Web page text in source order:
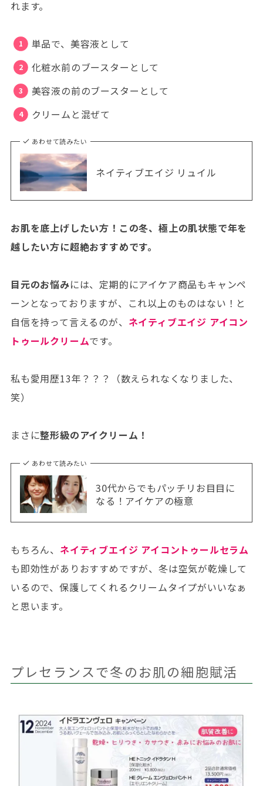
れます。
単品で、美容液として
化粧水前のブースターとして
美容液の前のブースターとして
クリームと混ぜて
あわせて読みたい
ネイティブエイジ リュイル
お肌を底上げしたい方！この冬、極上の肌状態で年を
越したい方に超絶おすすめです。
目元のお悩みには、定期的にアイケア商品もキャンペ
ーンとなっておりますが、これ以上のものはない！と
自信を持って言えるのが、 ネイティブエイジ アイコン
トゥールクリームです。
私も愛用歴13年？？？（数えられなくなりました、
笑）
まさに整形級のアイクリーム！
あわせて読みたい
30代からでもパッチリお目目に
なる！アイケアの極意
もちろん、 ネイティブエイジ アイコントゥールセラム
も即効性がありおすすめですが、冬は空気が乾燥して
いるので、保護してくれるクリームタイプがいいなぁ
と思います。
プレセランスで冬のお肌の細胞賦活